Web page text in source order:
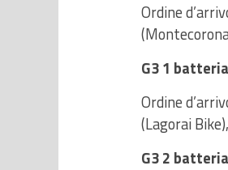
Ordine
G3 1
Ordine
(Lagorai Bike),
G3 2